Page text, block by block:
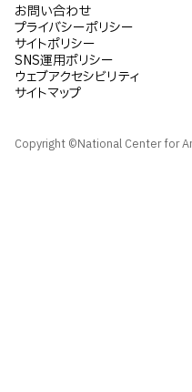
Copyright ©National Center for
お問い合わせ
プライバシーポリシー
サイトポリシー
SNS運用ポリシー
ウェブアクセシビリティ
サイトマップ